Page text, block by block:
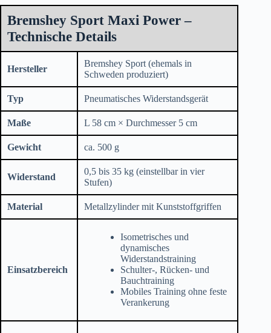
Bremshey Sport Maxi Power –
Technische Details
Hersteller
Bremshey Sport (ehemals in
Schweden produziert)
Typ Pneumatisches Widerstandsgerät
Maße L 58 cm × Durchmesser 5 cm
Gewicht ca. 500 g
Widerstand
0,5 bis 35 kg (einstellbar in vier
Stufen)
Material Metallzylinder mit Kunststoffgriffen
Einsatzbereich
Isometrisches und
dynamisches
Widerstandstraining
Schulter-, Rücken- und
Bauchtraining
Mobiles Training ohne feste
Verankerung